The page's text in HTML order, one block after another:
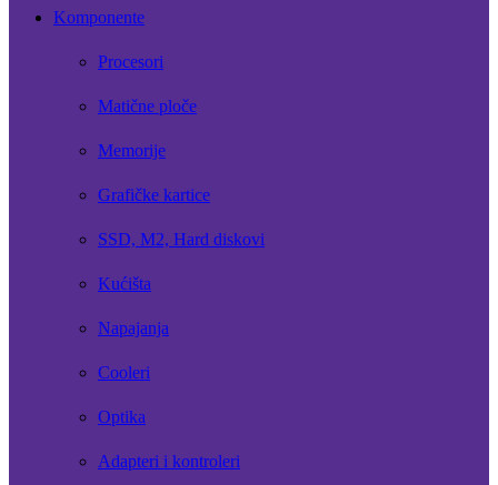
Komponente
Procesori
Matične ploče
Memorije
Grafičke kartice
SSD, M2, Hard diskovi
Kućišta
Napajanja
Cooleri
Optika
Adapteri i kontroleri